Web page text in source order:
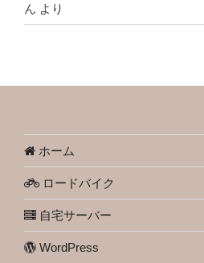
ん より
ホーム
ロードバイク
自宅サーバー
WordPress